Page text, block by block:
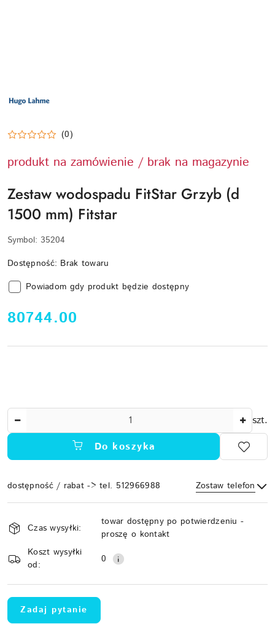
HUGO
LAHME
(0)
produkt na zamówienie / brak na magazynie
Zestaw wodospadu FitStar Grzyb (d
1500 mm) Fitstar
Symbol: 35204
Dostępność: Brak towaru
Powiadom gdy produkt będzie dostępny
cena:
80744.00
szt.
Do koszyka
dostępność / rabat -> tel. 512966988 Zostaw telefon
Wyślij
i
dostawa
Czas wysyłki:
towar dostępny po potwierdzeniu -
proszę o kontakt
Koszt wysyłki
od:
0
Zadaj pytanie